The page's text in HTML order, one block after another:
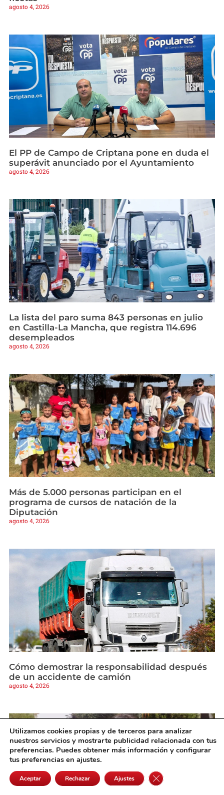
agosto 4, 2026
El PP de Campo de Criptana pone en duda el
superávit anunciado por el Ayuntamiento
agosto 4, 2026
La lista del paro suma 843 personas en julio
en Castilla-La Mancha, que registra 114.696
desempleados
agosto 4, 2026
Más de 5.000 personas participan en el
programa de cursos de natación de la
Diputación
agosto 4, 2026
Cómo demostrar la responsabilidad después
de un accidente de camión
agosto 4, 2026
Utilizamos cookies propias y de terceros para analizar
nuestros servicios y mostrarte publicidad relacionada con tus
preferencias. Puedes obtener más información y configurar
tus preferencias en ajustes.
Aceptar Rechazar Ajustes Cerrar el banner de